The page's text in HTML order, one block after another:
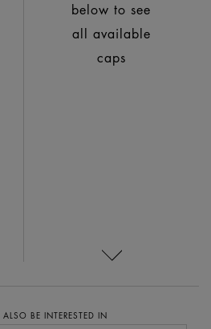
below to see
all available
caps
BE INTERESTED IN